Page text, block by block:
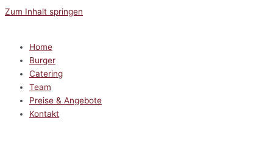
Zum Inhalt springen
Home
Burger
Catering
Team
Preise & Angebote
Kontakt